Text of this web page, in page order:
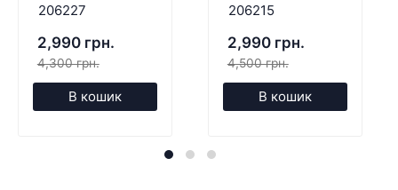
206227
2,990 грн.
4,300 грн.
В кошик
206215
2,990 грн.
4,500 грн.
В кошик